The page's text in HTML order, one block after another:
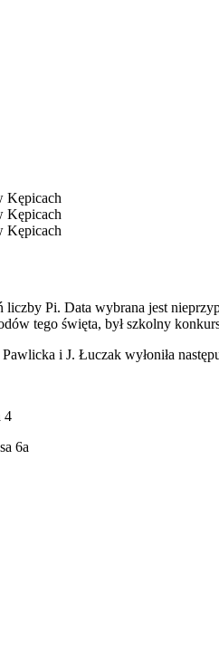
Pi. Data wybrana jest
tego święta, był szkolny
i J. Łuczak wyłoniła
4
6a